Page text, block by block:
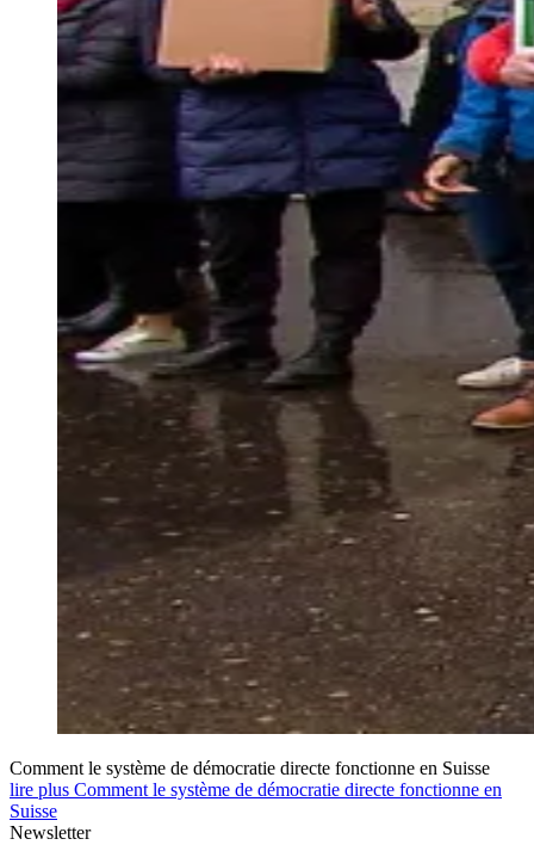
Comment le système de démocratie directe fonctionne en Suisse
lire plus Comment le système de démocratie directe fonctionne en
Suisse
Newsletter